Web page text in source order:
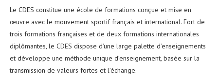
Le CDES constitue une école de formations conçue et mise en
œuvre avec le mouvement sportif français et international. Fort de
trois formations françaises et de deux formations internationales
diplômantes, le CDES dispose d’une large palette d’enseignements
et développe une méthode unique d’enseignement, basée sur la
transmission de valeurs fortes et l’échange.